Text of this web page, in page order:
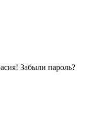
Забыли пароль?